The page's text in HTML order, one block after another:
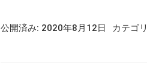
公開済み: 2020年8月12日 カテゴ